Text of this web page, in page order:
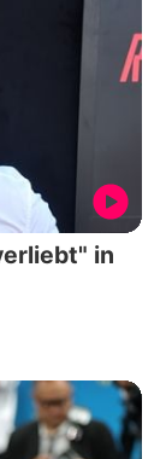
in